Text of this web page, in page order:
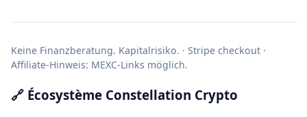
Keine Finanzberatung. Kapitalrisiko. · Stripe checkout ·
Affiliate-Hinweis: MEXC-Links möglich.
🔗 Écosystème Constellation Crypto